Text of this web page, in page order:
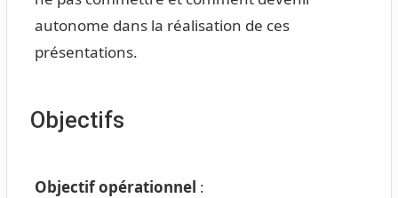
autonome dans la réalisation de ces
présentations.
Objectifs
Objectif opérationnel :